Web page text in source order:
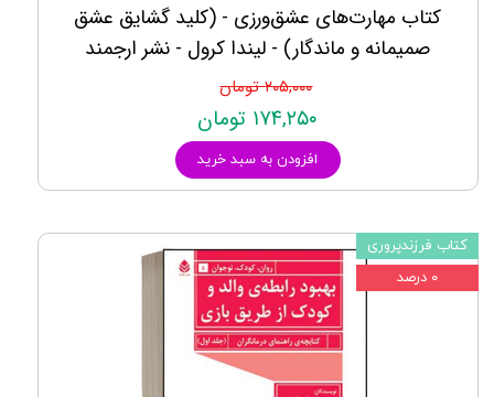
کتاب مهارت‌های عشق‌ورزی - (كليد گشايق عشق
صميمانه و ماندگار) - لیندا کرول - نشر ارجمند
۲۰۵,۰۰۰ تومان
۱۷۴,۲۵۰ تومان
افزودن به سبد خرید
کتاب فرزندپروری
۰ درصد